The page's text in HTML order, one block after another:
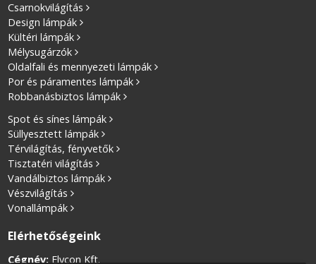
Csarnokvilágítás
Design lámpák
Kültéri lámpák
Mélysugárzók
Oldalfali és mennyezeti lámpák
Por és páramentes lámpák
Robbanásbiztos lámpák
Spot és sínes lámpák
Süllyesztett lámpák
Térvilágítás, fényvetők
Tisztatéri világítás
Vandálbiztos lámpák
Vészvilágítás
Vonallámpák
Elérhetőségeink
Cégnév:Elycon Kft.